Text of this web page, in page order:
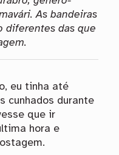
As bandeiras
diferentes das que
eu tinha até
cunhados durante
que ir
hora e